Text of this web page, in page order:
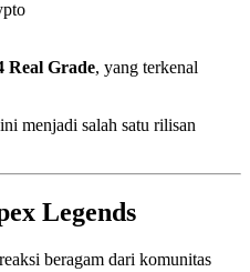
Real Grade, yang terkenal
menjadi salah satu rilisan
Legends
beragam dari komunitas